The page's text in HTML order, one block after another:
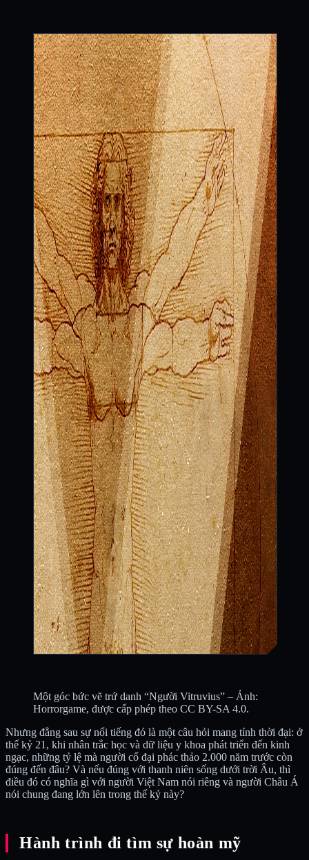
Một góc bức vẽ trứ danh “Người Vitruvius” – Ảnh:
Horrorgame, được cấp phép theo CC BY-SA 4.0.
Nhưng đằng sau sự nổi tiếng đó là một câu hỏi mang tính thời đại: ở
thế kỷ 21, khi nhân trắc học và dữ liệu y khoa phát triển đến kinh
ngạc, những tỷ lệ mà người cổ đại phác thảo 2.000 năm trước còn
đúng đến đâu? Và nếu đúng với thanh niên sống dưới trời Âu, thì
điều đó có nghĩa gì với người Việt Nam nói riêng và người Châu Á
nói chung đang lớn lên trong thế kỷ này?
Hành trình đi tìm sự hoàn mỹ